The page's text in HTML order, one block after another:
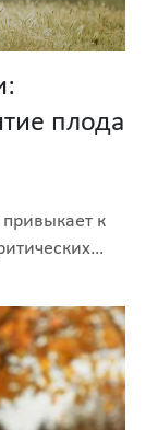
плода
к
чувствует
внимание